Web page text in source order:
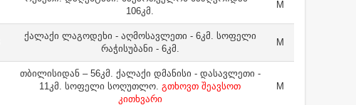
106კმ.
M
ქალაქი ლაგოდეხი - აღმოსავლეთი - 6კმ. სოფელი
რაჭისუბანი - 6კმ.
M
თბილისიდან – 56კმ. ქალაქი დმანისი - დასავლეთი -
11კმ. სოფელი სოღუთლო. გთხოვთ შეავსოთ
კითხვარი
M